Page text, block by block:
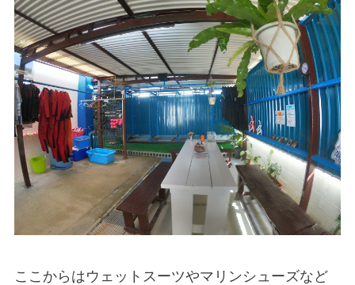
ここからはウェットスーツやマリンシューズなど